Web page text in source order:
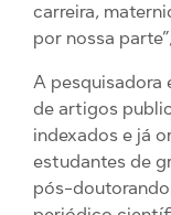
carreira,
por nossa
A pesquisadora
de artigos
indexados e já
estudantes de
pós-